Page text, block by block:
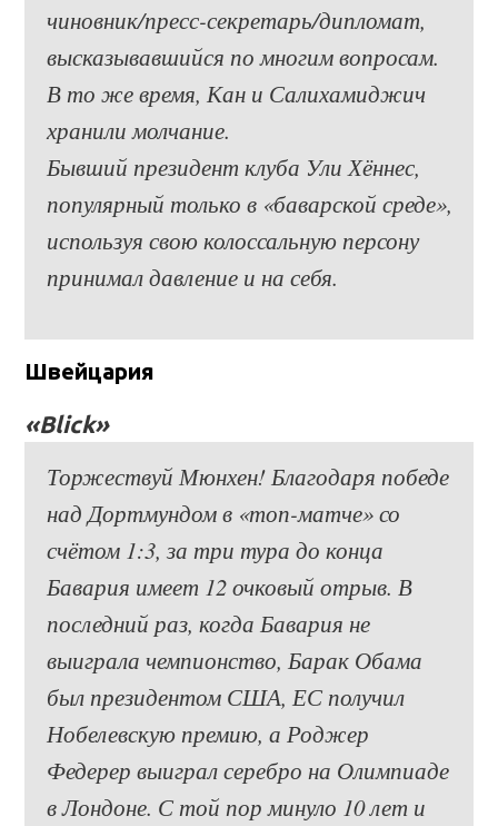
чиновник/пресс-секретарь/дипломат,
высказывавшийся по многим вопросам.
В то же время, Кан и Салихамиджич
хранили молчание.
Бывший президент клуба Ули Хённес,
популярный только в «баварской среде»,
используя свою колоссальную персону
принимал давление и на себя.
Швейцария
«Blick»
Торжествуй Мюнхен! Благодаря победе
над Дортмундом в «топ-матче» со
счётом 1:3, за три тура до конца
Бавария имеет 12 очковый отрыв. В
последний раз, когда Бавария не
выиграла чемпионство, Барак Обама
был президентом США, ЕС получил
Нобелевскую премию, а Роджер
Федерер выиграл серебро на Олимпиаде
в Лондоне. С той пор минуло 10 лет и